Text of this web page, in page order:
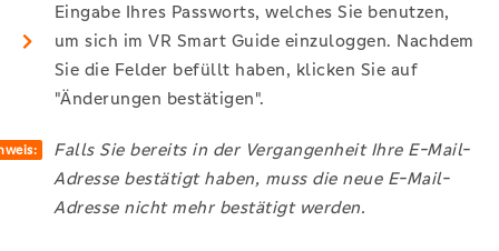
Eingabe Ihres Passworts, welches Sie benutzen,
um sich im VR Smart Guide einzuloggen. Nachdem
Sie die Felder befüllt haben, klicken Sie auf
"Änderungen bestätigen".
Falls Sie bereits in der Vergangenheit Ihre E-Mail-
Adresse bestätigt haben, muss die neue E-Mail-
Adresse nicht mehr bestätigt werden.